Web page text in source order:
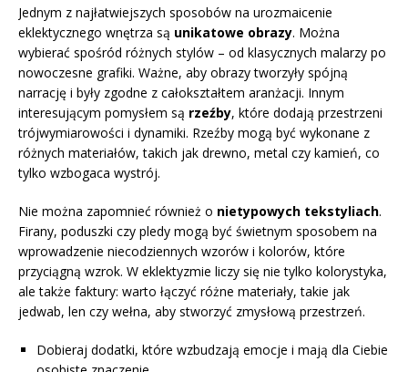
Jednym z najłatwiejszych sposobów na urozmaicenie
eklektycznego wnętrza są unikatowe obrazy. Można
wybierać spośród różnych stylów – od klasycznych malarzy po
nowoczesne grafiki. Ważne, aby obrazy tworzyły spójną
narrację i były zgodne z całokształtem aranżacji. Innym
interesującym pomysłem są rzeźby, które dodają przestrzeni
trójwymiarowości i dynamiki. Rzeźby mogą być wykonane z
różnych materiałów, takich jak drewno, metal czy kamień, co
tylko wzbogaca wystrój.
Nie można zapomnieć również o nietypowych tekstyliach.
Firany, poduszki czy pledy mogą być świetnym sposobem na
wprowadzenie niecodziennych wzorów i kolorów, które
przyciągną wzrok. W eklektyzmie liczy się nie tylko kolorystyka,
ale także faktury: warto łączyć różne materiały, takie jak
jedwab, len czy wełna, aby stworzyć zmysłową przestrzeń.
Dobieraj dodatki, które wzbudzają emocje i mają dla Ciebie